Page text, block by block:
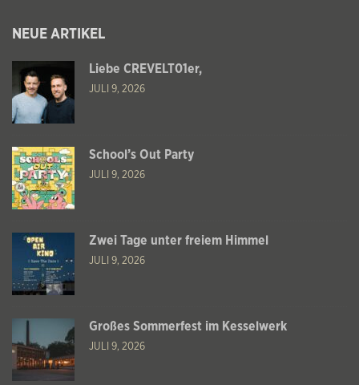
NEUE ARTIKEL
Liebe CREVELT01er,
JULI 9, 2026
School’s Out Party
JULI 9, 2026
Zwei Tage unter freiem Himmel
JULI 9, 2026
Großes Sommerfest im Kesselwerk
JULI 9, 2026